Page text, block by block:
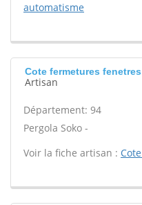
automatisme
Cote fermetures
Artisan
Département: 94
Pergola Soko -
Voir la fiche artisan :